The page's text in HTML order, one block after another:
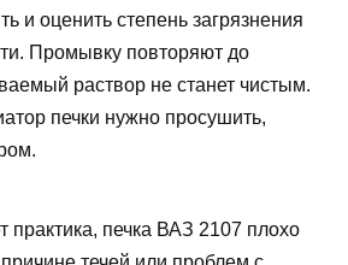
и оценить степень загрязнения
Промывку повторяют до
раствор не станет чистым.
печки нужно просушить,
практика, печка ВАЗ 2107 плохо